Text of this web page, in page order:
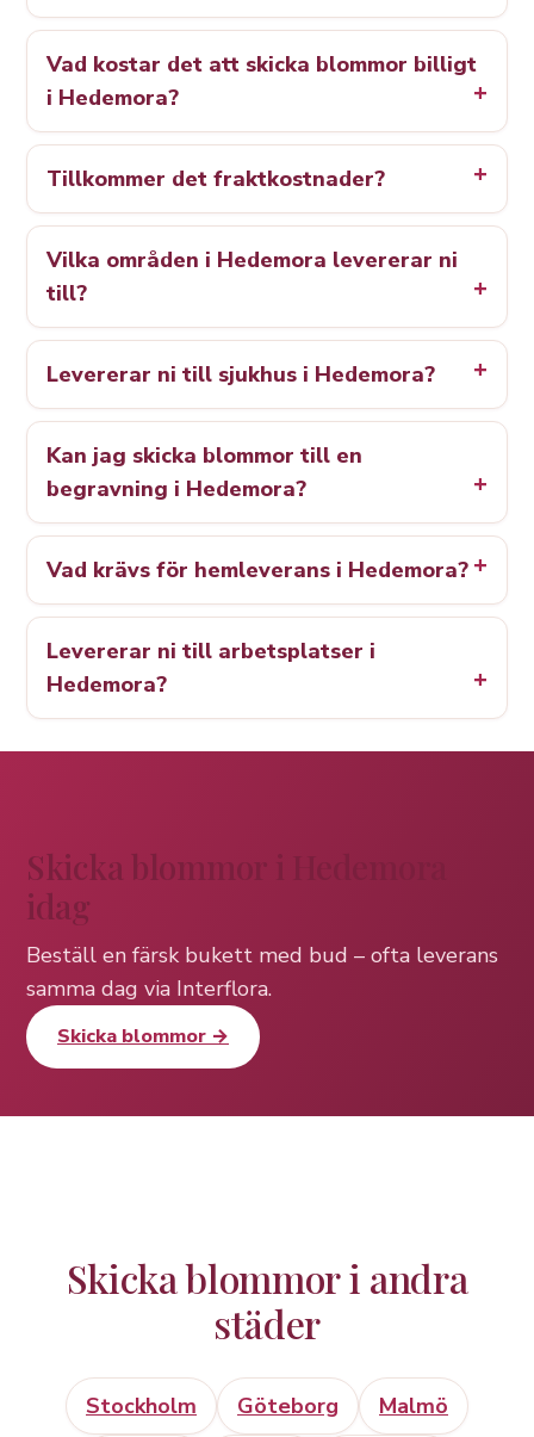
Vad kostar det att skicka blommor billigt
i Hedemora?
Tillkommer det fraktkostnader?
Vilka områden i Hedemora levererar ni
till?
Levererar ni till sjukhus i Hedemora?
Kan jag skicka blommor till en
begravning i Hedemora?
Vad krävs för hemleverans i Hedemora?
Levererar ni till arbetsplatser i
Hedemora?
Skicka blommor i Hedemora
idag
Beställ en färsk bukett med bud – ofta leverans
samma dag via Interflora.
Skicka blommor →
Skicka blommor i andra
städer
Stockholm Göteborg Malmö